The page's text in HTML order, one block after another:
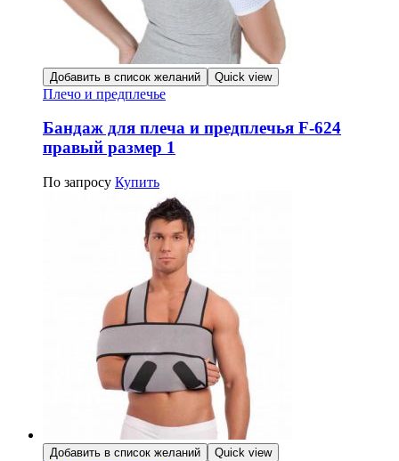
Добавить в список желаний Quick view
Плечо и предплечье
Бандаж для плеча и предплечья F-624
правый размер 1
По запросу Купить
Добавить в список желаний Quick view